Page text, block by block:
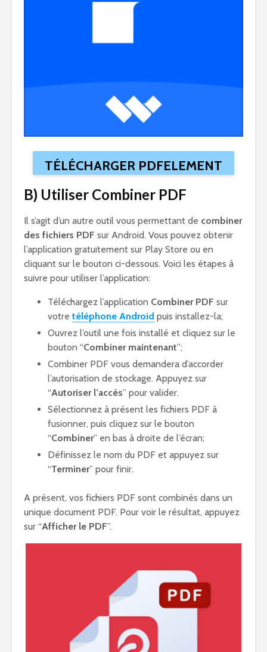
TÉLÉCHARGER PDFELEMENT
B) Utiliser Combiner PDF
Il s’agit d’un autre outil vous permettant de combiner
des fichiers PDF sur Android. Vous pouvez obtenir
l’application gratuitement sur Play Store ou en
cliquant sur le bouton ci-dessous. Voici les étapes à
suivre pour utiliser l’application:
Téléchargez l’application Combiner PDF sur
votre téléphone Android puis installez-la;
Ouvrez l’outil une fois installé et cliquez sur le
bouton “Combiner maintenant”;
Combiner PDF vous demandera d’accorder
l’autorisation de stockage. Appuyez sur
“Autoriser l’accès” pour valider.
Sélectionnez à présent les fichiers PDF à
fusionner, puis cliquez sur le bouton
“Combiner” en bas à droite de l’écran;
Définissez le nom du PDF et appuyez sur
“Terminer” pour finir.
A présent, vos fichiers PDF sont combinés dans un
unique document PDF. Pour voir le résultat, appuyez
sur “Afficher le PDF”.